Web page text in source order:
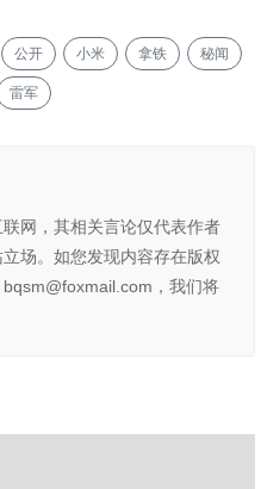
公开 小米 拿铁 秘闻
雷军
联网，其相关言论仅代表作者
场。如您发现内容存在版权
，我们将